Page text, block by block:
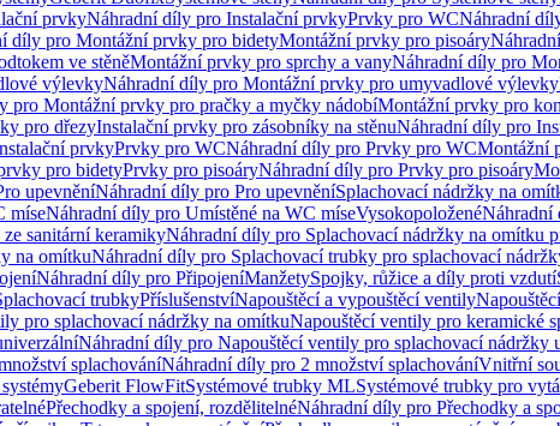
prvkyNáhradní díly pro Instalační prvkyPrvky pro WCNáhradní
díly pro Montážní prvky pro bidetyMontážní prvky pro pisoáry
ve stěněMontážní prvky pro sprchy a vanyNáhradní díly pro
výlevkyNáhradní díly pro Montážní prvky pro umyvadlové výlevky
pro Montážní prvky pro pračky a myčky nádobíMontážní prvky pro
pro dřezyInstalační prvky pro zásobníky na stěnuNáhradní díly pro
prvkyPrvky pro WCNáhradní díly pro Prvky pro WCMontážní
pro bidetyPrvky pro pisoáryNáhradní díly pro Prvky pro pisoáry
upevněníNáhradní díly pro Pro upevněníSplachovací nádržky na
míseNáhradní díly pro Umístěné na WC míseVysokopoloženéNáhradní
sanitární keramikyNáhradní díly pro Splachovací nádržky na omítku
na omítkuNáhradní díly pro Splachovací trubky pro splachovací
Náhradní díly pro PřipojeníManžetySpojky, růžice a díly proti vzdutí
trubkyPříslušenstvíNapouštěcí a vypouštěcí ventily
pro splachovací nádržky na omítkuNapouštěcí ventily pro keramické
Náhradní díly pro Napouštěcí ventily pro splachovací nádržky
splachováníNáhradní díly pro 2 množství splachováníVnitřní
Geberit FlowFitSystémové trubky MLSystémové trubky pro
Přechodky a spojení, rozdělitelnéNáhradní díly pro Přechodky a